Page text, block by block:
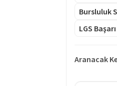
Bursluluk
LGS
Aranacak